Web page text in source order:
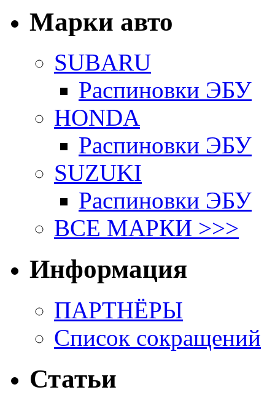
Марки авто
SUBARU
Распиновки ЭБУ
HONDA
Распиновки ЭБУ
SUZUKI
Распиновки ЭБУ
ВСЕ МАРКИ >>>
Информация
ПАРТНЁРЫ
Список сокращений
Статьи